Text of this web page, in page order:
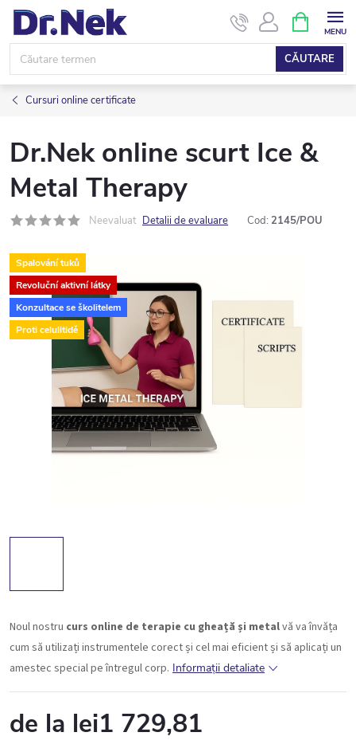
Treci
conținut
CĂUTARE
COŞ
DE
Cursuri online certificate
Dr.Nek online scurt Ice &
Metal Therapy
Neevaluat Detalii de evaluare Cod: 2145/POU
Spalování tuků
Revoluční aktivní látky
Konzultace se školitelem
Proti celulitidě
Noul nostru curs online de terapie cu gheață și metalvă va învăța
cum să utilizați instrumentele corect și cel mai eficient și să aplicați un
amestec special pe întregul corp. Informaţii detaliate
de la lei1 729,81